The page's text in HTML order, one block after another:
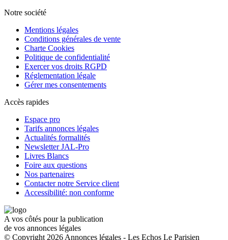
Notre société
Mentions légales
Conditions générales de vente
Charte Cookies
Politique de confidentialité
Exercer vos droits RGPD
Réglementation légale
Gérer mes consentements
Accès rapides
Espace pro
Tarifs annonces légales
Actualités formalités
Newsletter JAL-Pro
Livres Blancs
Foire aux questions
Nos partenaires
Contacter notre Service client
Accessibilité: non conforme
A vos côtés pour la publication
de vos annonces légales
© Copyright 2026 Annonces légales - Les Echos Le Parisien